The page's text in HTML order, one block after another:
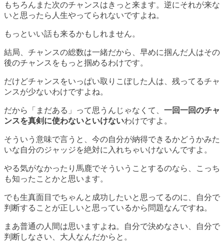
もちろんまた次のチャンスはきっと来ます。逆にそれが来な
いと思ったら人生やってられないですよね。
もっといい話も来るかもしれません。
結局、チャンスの総数は一緒だから、早めに掴んだ人はその
後のチャンスをもっと掴めるわけです。
だけどチャンスをいっぱい取りこぼした人は、残ってるチャ
ンスが少ないわけですよね。
だから「まだある」って思うんじゃなくて、 一回一回のチャ
ンスを真剣に使わないといけないわけですよ。
そういう意味で言うと、今の自分が納得できるかどうかみた
いな自分のジャッジを絶対に入れちゃいけないんですよ。
やる気がなかったり馬鹿でそういうことするのなら、こっち
も知ったことかと思います。
でも生真面目でちゃんと成功したいと思ってるのに、自分で
判断することが正しいと思っているから問題なんですね。
まあ普通の人間は思いますよね。自分で決めなさい、自分で
判断しなさい、大人なんだからと。